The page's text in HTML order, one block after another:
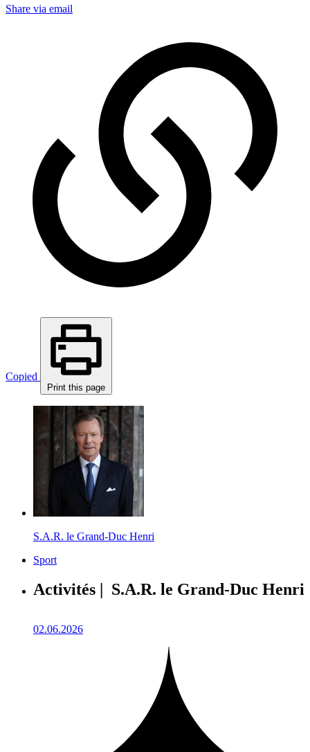
Share via email
Copied
Print this page
S.A.R. le Grand-Duc Henri
Sport
Activités | S.A.R. le Grand-Duc Henri
02.06.2026